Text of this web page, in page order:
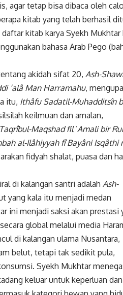
agar tetap bisa dibaca oleh
kitab yang telah berhasil
kitab karya Syekh Mukhtar
bahasa Arab Pego
akidah sifat 20, Ash-
‘alâ Man Harramahu,
itu, Ithâfu Sadatil-Muhadditsîn
keilmuan dan amalan,
Maqshad fil‘Amali bir
al-Ilâhiyyah fî Bayâni Isqâthi
fidyah shalat, puasa dan
di kalangan santri adalah Ash-
yang kala itu menjadi medan
ini menjadi saksi akan prestasi
global melalui media
di kalangan ulama Nusantara,
belut, tetapi tak sedikit pula,
Syekh Mukhtar
keluar untuk keperluan